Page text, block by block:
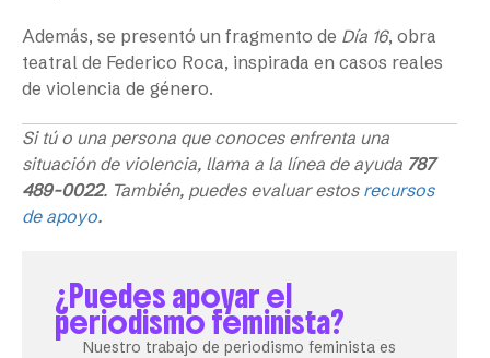
Además, se presentó un fragmento de Día 16, obra
teatral de Federico Roca, inspirada en casos reales
de violencia de género.
Si tú o una persona que conoces enfrenta una
situación de violencia, llama a la línea de ayuda 787
489-0022. También, puedes evaluar estos recursos
de apoyo.
¿Puedes apoyar el
periodismo feminista?
Nuestro trabajo de periodismo feminista es